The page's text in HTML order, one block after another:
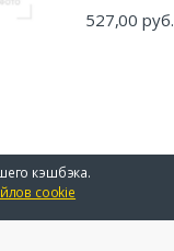
527,00 руб.
кэшбэка.
cookie